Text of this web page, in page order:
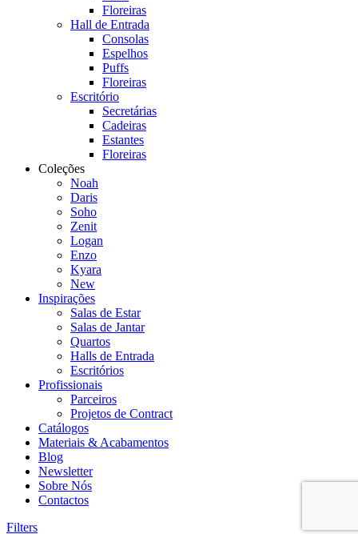
Floreiras
Hall de Entrada
Consolas
Espelhos
Puffs
Floreiras
Escritório
Secretárias
Cadeiras
Estantes
Floreiras
Coleções
Noah
Daris
Soho
Zenit
Logan
Enzo
Kyara
New
Inspirações
Salas de Estar
Salas de Jantar
Quartos
Halls de Entrada
Escritórios
Profissionais
Parceiros
Projetos de Contract
Catálogos
Materiais & Acabamentos
Blog
Newsletter
Sobre Nós
Contactos
Filters